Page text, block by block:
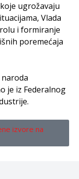
ugrožavaju
Vlada
i formiranje
poremećaja
je iz Federalnog
izvore na